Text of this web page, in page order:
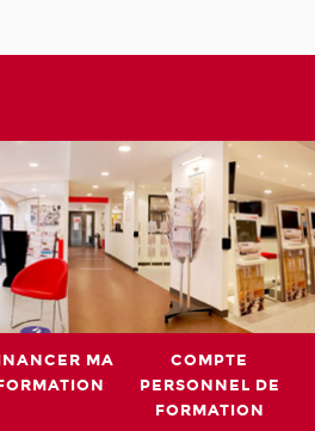
MA
COMPTE
PERSONNEL DE
FORMATION